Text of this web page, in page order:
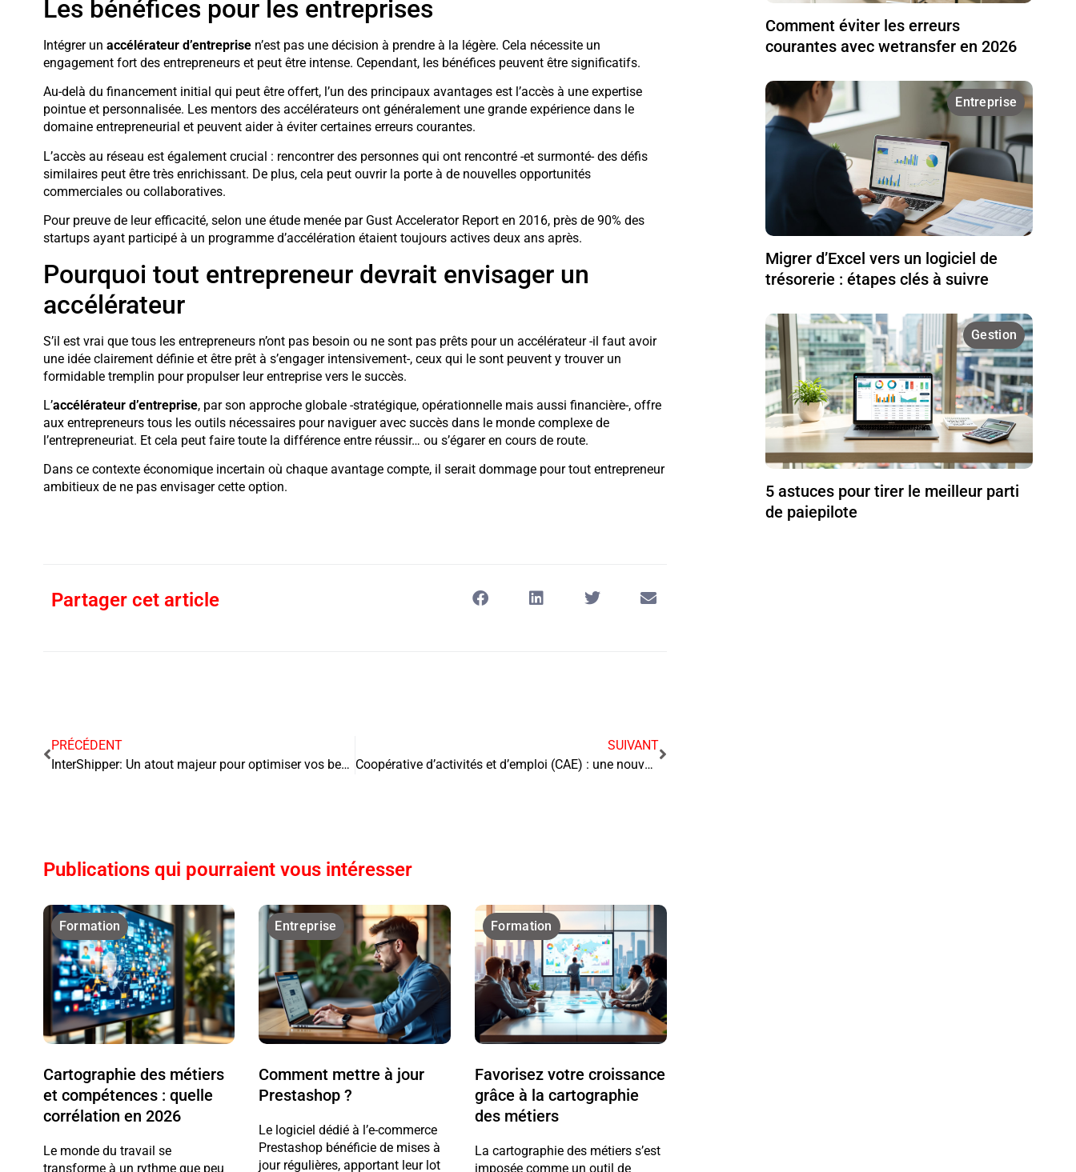
Les bénéfices pour les entreprises
Intégrer un accélérateur d’entreprisen’est pas une décision à prendre à la légère. Cela nécessite un
engagement fort des entrepreneurs et peut être intense. Cependant, les bénéfices peuvent être significatifs.
Au-delà du financement initial qui peut être offert, l’un des principaux avantages est l’accès à une expertise
pointue et personnalisée. Les mentors des accélérateurs ont généralement une grande expérience dans le
domaine entrepreneurial et peuvent aider à éviter certaines erreurs courantes.
L’accès au réseau est également crucial : rencontrer des personnes qui ont rencontré -et surmonté- des défis
similaires peut être très enrichissant. De plus, cela peut ouvrir la porte à de nouvelles opportunités
commerciales ou collaboratives.
Pour preuve de leur efficacité, selon une étude menée par Gust Accelerator Report en 2016, près de 90% des
startups ayant participé à un programme d’accélération étaient toujours actives deux ans après.
Pourquoi tout entrepreneur devrait envisager un
accélérateur
S’il est vrai que tous les entrepreneurs n’ont pas besoin ou ne sont pas prêts pour un accélérateur -il faut avoir
une idée clairement définie et être prêt à s’engager intensivement-, ceux qui le sont peuvent y trouver un
formidable tremplin pour propulser leur entreprise vers le succès.
L’accélérateur d’entreprise, par son approche globale -stratégique, opérationnelle mais aussi financière-, offre
aux entrepreneurs tous les outils nécessaires pour naviguer avec succès dans le monde complexe de
l’entrepreneuriat. Et cela peut faire toute la différence entre réussir… ou s’égarer en cours de route.
Dans ce contexte économique incertain où chaque avantage compte, il serait dommage pour tout entrepreneur
ambitieux de ne pas envisager cette option.
Partager cet article
PRÉCÉDENT
InterShipper: Un atout majeur pour optimiser vos besoins d’expédition dans le commerce électronique
SUIVANT
Coopérative d’activités et d’emploi (CAE) : une nouvelle approche pour entreprendre autrement
Publications qui pourraient vous intéresser
Formation
Cartographie des métiers
et compétences : quelle
corrélation en 2026
Le monde du travail se
transforme à un rythme que peu
Entreprise
Comment mettre à jour
Prestashop ?
Le logiciel dédié à l’e-commerce
Prestashop bénéficie de mises à
jour régulières, apportant leur lot
Formation
Favorisez votre croissance
grâce à la cartographie
des métiers
La cartographie des métiers s’est
imposée comme un outil de
Comment éviter les erreurs
courantes avec wetransfer en 2026
Entreprise
Migrer d’Excel vers un logiciel de
trésorerie : étapes clés à suivre
Gestion
5 astuces pour tirer le meilleur parti
de paiepilote